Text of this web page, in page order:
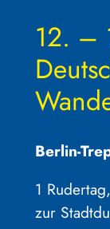
12. –
Berlin-
1
zur